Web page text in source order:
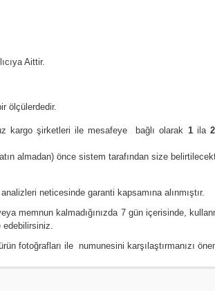
Aittir.
ölçülerdedir.
kargo şirketleri ile mesafeye bağlı olarak 1ila 2
almadan) önce sistem tarafından size
neticesinde garanti kapsamına alınmıştır.
memnun kalmadığınızda 7 gün içerisinde,
fotoğrafları ile numunesini karşılaştırmanızı